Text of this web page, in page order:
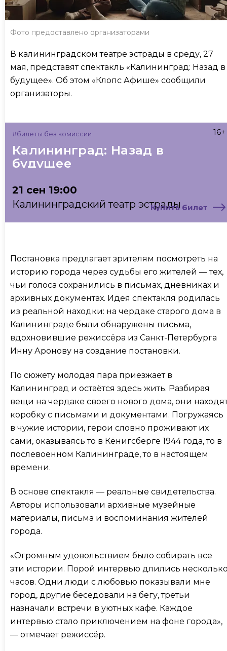
Фото предоставлено организаторами
В калининградском театре эстрады в среду, 27
мая, представят спектакль «Калининград: Назад в
будущее». Об этом «Клопс Афише» сообщили
организаторы.
16+
#билеты без комиссии
Купить билет
Калининград: Назад в
будущее
21 сен 19:00
Калининградский театр эстрады
Постановка предлагает зрителям посмотреть на
историю города через судьбы его жителей — тех,
чьи голоса сохранились в письмах, дневниках и
архивных документах. Идея спектакля родилась
из реальной находки: на чердаке старого дома в
Калининграде были обнаружены письма,
вдохновившие режиссёра из Санкт-Петербурга
Инну Аронову на создание постановки.
По сюжету молодая пара приезжает в
Калининград и остаётся здесь жить. Разбирая
вещи на чердаке своего нового дома, они
коробку с письмами и документами. Погружаясь
в чужие истории, герои словно проживают их
сами, оказываясь то в Кёнигсберге 1944 года, то в
послевоенном Калининграде, то в настоящем
времени.
В основе спектакля — реальные свидетельства.
Авторы использовали архивные музейные
материалы, письма и воспоминания жителей
города.
«Огромным удовольствием было собирать все
эти истории. Порой интервью длились
часов. Одни люди с любовью показывали мне
город, другие беседовали на бегу, третьи
назначали встречи в уютных кафе. Каждое
интервью стало приключением на фоне города»,
— отмечает режиссёр.